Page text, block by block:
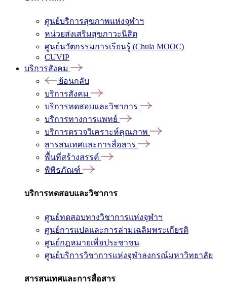
ศูนย์บริการสุขภาพแห่งจุฬาฯ
หน่วยส่งเสริมสุขภาวะนิสิต
ศูนย์นวัตกรรมการเรียนรู้ (Chula MOOC)
CUVIP
บริการสังคม
ย้อนกลับ
บริการสังคม
บริการทดสอบและวิชาการ
บริการทางการแพทย์
บริการตรวจวิเคราะห์คุณภาพ
สารสนเทศและการสื่อสาร
พื้นที่สร้างสรรค์
พิพิธภัณฑ์
บริการทดสอบและวิชาการ
ศูนย์ทดสอบทางวิชาการแห่งจุฬาฯ
ศูนย์การแปลและการล่ามเฉลิมพระเกียรติ
ศูนย์กฎหมายเพื่อประชาชน
ศูนย์บริการวิชาการแห่งจุฬาลงกรณ์มหาวิทยาลัย
สารสนเทศและการสื่อสาร